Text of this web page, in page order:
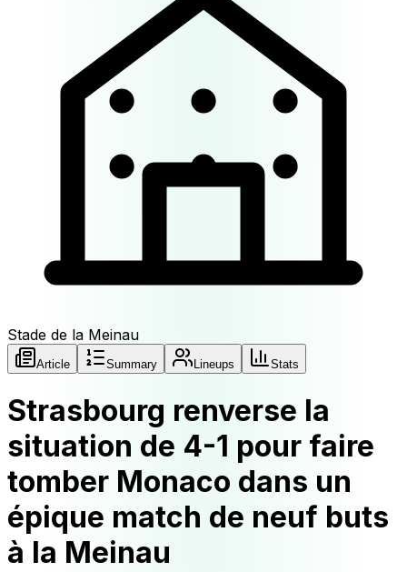
Stade de la Meinau
Article Summary Lineups Stats
Strasbourg renverse la
situation de 4-1 pour faire
tomber Monaco dans un
épique match de neuf buts
à la Meinau